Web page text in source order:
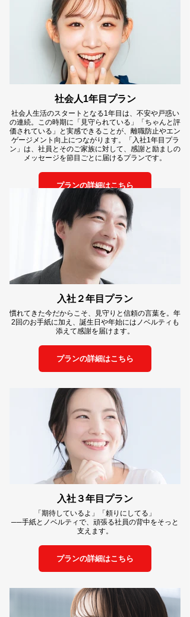
社会人1年目プラン
社会人生活のスタートとなる1年目は、不安や戸惑い
の連続。この時期に「見守られている」「ちゃんと評
価されている」と実感できることが、離職防止やエン
ゲージメント向上につながります。「入社1年目プラ
ン」は、社員とそのご家族に対して、感謝と励ましの
メッセージを節目ごとに届けるプランです。
プランの詳細はこちら
入社２年目プラン
慣れてきた今だからこそ、見守りと信頼の言葉を。年
2回のお手紙に加え、誕生日や年始にはノベルティも
添えて感謝を届けます。
プランの詳細はこちら
入社３年目プラン
「期待しているよ」「頼りにしてる」
──手紙とノベルティで、頑張る社員の背中をそっと
支えます。
プランの詳細はこちら